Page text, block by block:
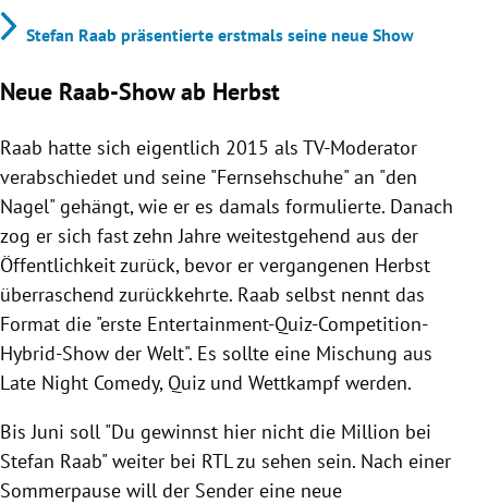
Stefan Raab präsentierte erstmals seine neue Show
Neue Raab-Show ab Herbst
Raab hatte sich eigentlich 2015 als TV-Moderator
verabschiedet und seine "Fernsehschuhe" an "den
Nagel" gehängt, wie er es damals formulierte. Danach
zog er sich fast zehn Jahre weitestgehend aus der
Öffentlichkeit zurück, bevor er vergangenen Herbst
überraschend zurückkehrte. Raab selbst nennt das
Format die "erste Entertainment-Quiz-Competition-
Hybrid-Show der Welt". Es sollte eine Mischung aus
Late Night Comedy, Quiz und Wettkampf werden.
Bis Juni soll "Du gewinnst hier nicht die Million bei
Stefan Raab" weiter bei RTL zu sehen sein. Nach einer
Sommerpause will der Sender eine neue